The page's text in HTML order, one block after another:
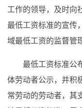
工作的领导，及时向
最低工资标准的宣传
域最低工资的监督管
最低工资标准公
体劳动者公示，并积
常劳动的劳动者，其